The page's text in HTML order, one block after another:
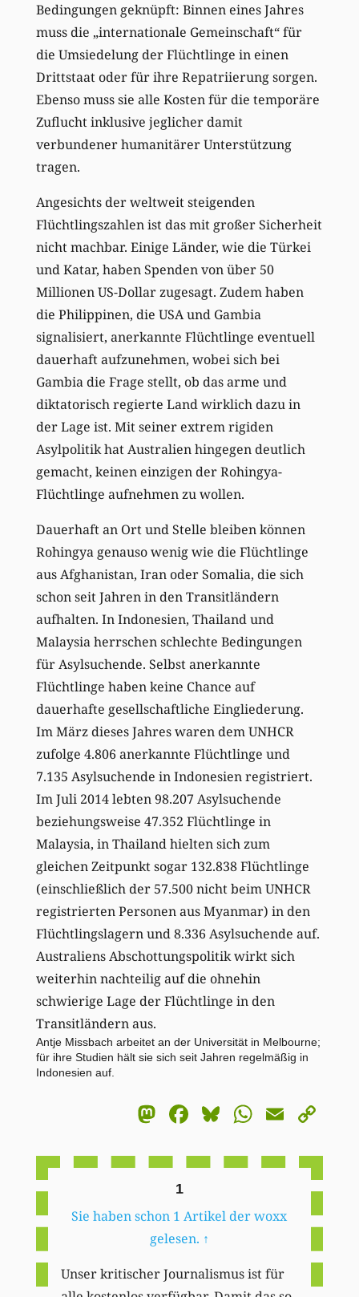
Bedingungen geknüpft: Binnen eines Jahres
muss die „internationale Gemeinschaft“ für
die Umsiedelung der Flüchtlinge in einen
Drittstaat oder für ihre Repatriierung sorgen.
Ebenso muss sie alle Kosten für die temporäre
Zuflucht inklusive jeglicher damit
verbundener humanitärer Unterstützung
tragen.
Angesichts der weltweit steigenden
Flüchtlingszahlen ist das mit großer Sicherheit
nicht machbar. Einige Länder, wie die Türkei
und Katar, haben Spenden von über 50
Millionen US-Dollar zugesagt. Zudem haben
die Philippinen, die USA und Gambia
signalisiert, anerkannte Flüchtlinge eventuell
dauerhaft aufzunehmen, wobei sich bei
Gambia die Frage stellt, ob das arme und
diktatorisch regierte Land wirklich dazu in
der Lage ist. Mit seiner extrem rigiden
Asylpolitik hat Australien hingegen deutlich
gemacht, keinen einzigen der Rohingya-
Flüchtlinge aufnehmen zu wollen.
Dauerhaft an Ort und Stelle bleiben können
Rohingya genauso wenig wie die Flüchtlinge
aus Afghanistan, Iran oder Somalia, die sich
schon seit Jahren in den Transitländern
aufhalten. In Indonesien, Thailand und
Malaysia herrschen schlechte Bedingungen
für Asylsuchende. Selbst anerkannte
Flüchtlinge haben keine Chance auf
dauerhafte gesellschaftliche Eingliederung.
Im März dieses Jahres waren dem UNHCR
zufolge 4.806 anerkannte Flüchtlinge und
7.135 Asylsuchende in Indonesien registriert.
Im Juli 2014 lebten 98.207 Asylsuchende
beziehungsweise 47.352 Flüchtlinge in
Malaysia, in Thailand hielten sich zum
gleichen Zeitpunkt sogar 132.838 Flüchtlinge
(einschließlich der 57.500 nicht beim UNHCR
registrierten Personen aus Myanmar) in den
Flüchtlingslagern und 8.336 Asylsuchende auf.
Australiens Abschottungspolitik wirkt sich
weiterhin nachteilig auf die ohnehin
schwierige Lage der Flüchtlinge in den
Transitländern aus.
Antje Missbach arbeitet an der Universität in Melbourne;
für ihre Studien hält sie sich seit Jahren regelmäßig in
Indonesien auf.
Mastodon
Facebook
BlueskyEmail
1
Sie haben schon 1 Artikel der woxx
gelesen. ↑
Unser kritischer Journalismus ist für